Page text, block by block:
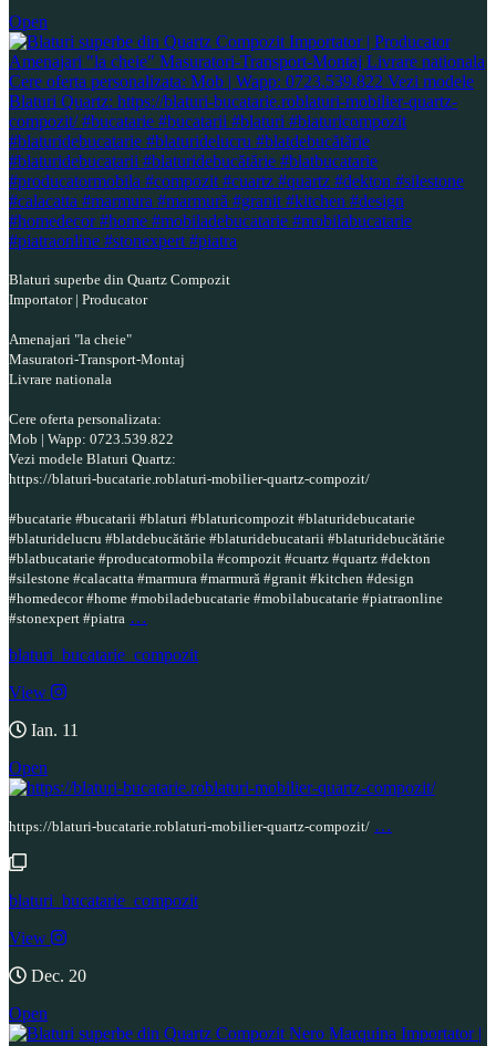
Open
Blaturi superbe din Quartz Compozit
Importator | Producator
Amenajari "la cheie"
Masuratori-Transport-Montaj
Livrare nationala
Cere oferta personalizata:
Mob | Wapp: 0723.539.822
Vezi modele Blaturi Quartz:
https://blaturi-bucatarie.roblaturi-mobilier-quartz-compozit/
#bucatarie #bucatarii #blaturi #blaturicompozit #blaturidebucatarie
#blaturidelucru #blatdebucătărie #blaturidebucatarii #blaturidebucătărie
#blatbucatarie #producatormobila #compozit #cuartz #quartz #dekton
#silestone #calacatta #marmura #marmură #granit #kitchen #design
#homedecor #home #mobiladebucatarie #mobilabucatarie #piatraonline
#stonexpert #piatra …
blaturi_bucatarie_compozit
View
Ian. 11
Open
https://blaturi-bucatarie.roblaturi-mobilier-quartz-compozit/ …
blaturi_bucatarie_compozit
View
Dec. 20
Open